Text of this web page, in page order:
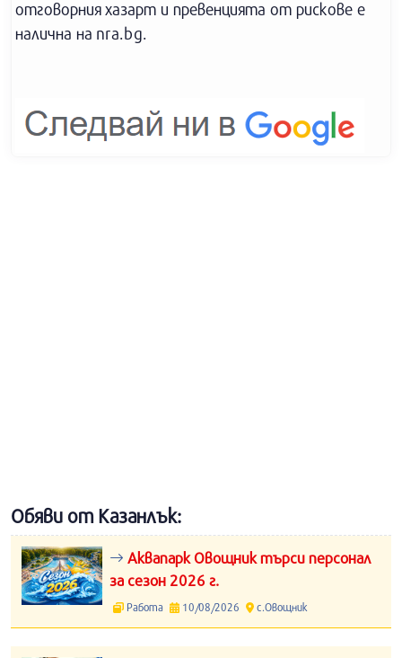
отговорния хазарт и превенцията от рискове е
налична на nra.bg.
Обяви от Казанлък:
Аквапарк Овощник търси персонал
за сезон 2026 г.
Работа 10/08/2026 с.Овощник